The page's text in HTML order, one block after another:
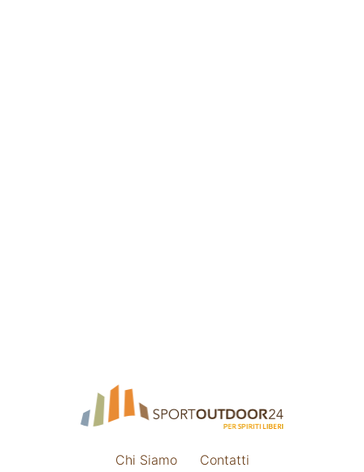
Chi Siamo Contatti